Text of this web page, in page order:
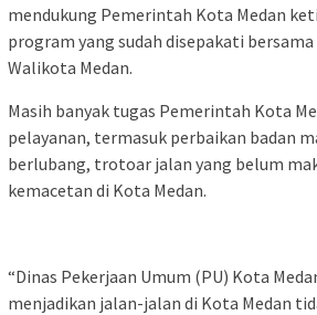
mendukung Pemerintah Kota Medan
program yang sudah disepakati bersama
Walikota Medan.
Masih banyak tugas Pemerintah Kota
pelayanan, termasuk perbaikan badan
berlubang, trotoar jalan yang belum
kemacetan di Kota Medan.
“Dinas Pekerjaan Umum (PU) Kota
menjadikan jalan-jalan di Kota Medan